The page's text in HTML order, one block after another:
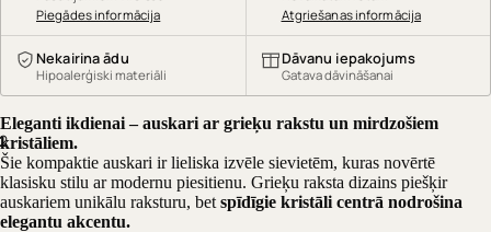
Piegādes informācija
Atgriešanas informācija
Nekairina ādu
Hipoalerģiski materiāli
Dāvanu iepakojums
Gatava dāvināšanai
Eleganti ikdienai – auskari ar grieķu rakstu un mirdzošiem
kristāliem.
Šie kompaktie auskari ir lieliska izvēle sievietēm, kuras novērtē
klasisku stilu ar modernu piesitienu. Grieķu raksta dizains piešķir
auskariem unikālu raksturu, bet spīdīgie kristāli centrā nodrošina
elegantu akcentu.